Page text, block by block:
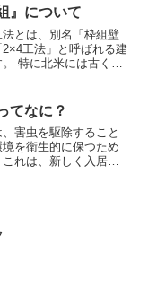
なるので、慎重に検討
の位置に依存しなく
定でなくても建てる
構造的な面で見ると、
いですが、京呂組のほ
るため、ほとんどの
すが、部材の接合に
ボルトなどの金物を
建築で見られる屋根
を含む小屋根組によ
易で高さを自由に調
』について
とは、別名「枠組壁
工法」と呼ばれる建
特に北米には古く17
材は、基本的に2×4イ
できた枠組みに、構
、木製パネルを組み
、床、天井などの面
み立てていく方法で
ます。またツーバイ
することで膨張し、
する性質があります
てなに？
害虫を駆除すること
を衛生的に保つため
れは、新しく入居す
施工業務には、ゴキ
ミなどの害虫の駆除
使って消毒液を噴霧
われ、数分から数十